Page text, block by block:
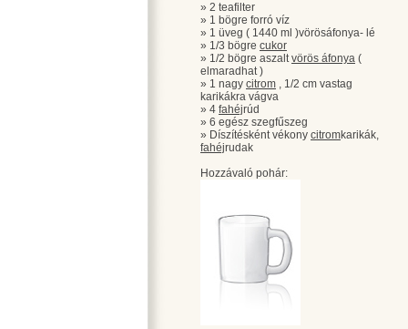
» 2 teafilter
» 1 bögre forró víz
» 1 üveg ( 1440 ml )vörösáfonya- lé
» 1/3 bögre cukor
» 1/2 bögre aszaltvörös áfonya (
elmaradhat )
» 1 nagy citrom , 1/2 cm vastag
karikákra vágva
» 4 fahéjrúd
» 6 egész szegfűszeg
» Díszítésként vékony citromkarikák,
fahéjrudak
Hozzávaló pohár: